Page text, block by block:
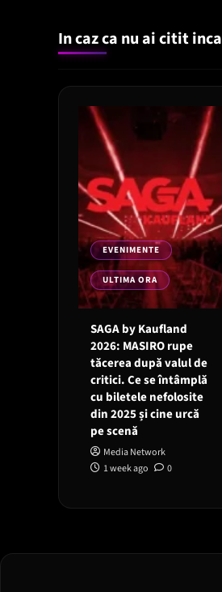
In caz ca nu ai citit inca
EVENIMENTE
ULTIMA ORA
SAGA by Kaufland
2026: MASIRO rupe
tăcerea după valul de
critici. Ce se întâmplă
cu biletele nefolosite
din 2025 și cine urcă
pe scenă
Media Network
1 week ago
0